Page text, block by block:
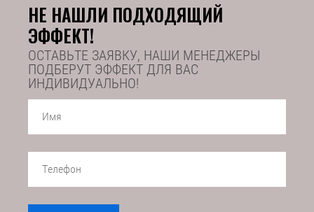
НЕ НАШЛИ ПОДХОДЯЩИЙ
ЭФФЕКТ!
ОСТАВЬТЕ ЗАЯВКУ, НАШИ МЕНЕДЖЕРЫ
ПОДБЕРУТ ЭФФЕКТ ДЛЯ ВАС
ИНДИВИДУАЛЬНО!